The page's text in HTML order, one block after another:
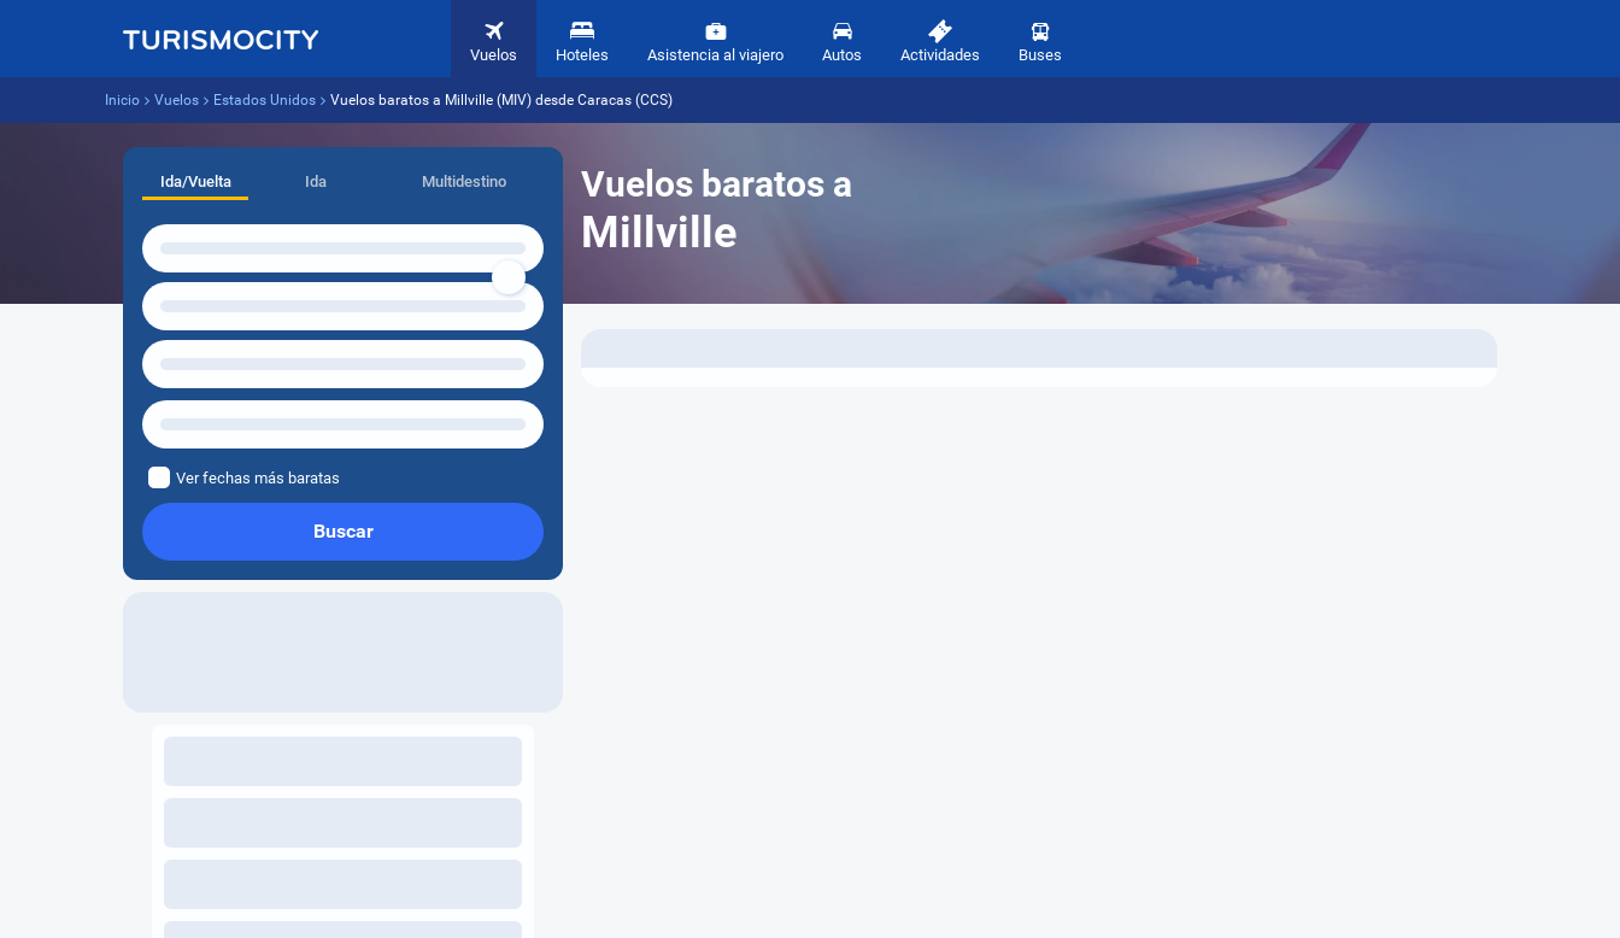
Vuelos Hoteles Asistencia al viajero Autos Actividades Buses
Inicio Vuelos Estados Unidos Vuelos baratos a Millville (MIV) desde Caracas (CCS)
Vuelos baratos a
Millville
Ida/Vuelta Ida Multidestino
Ver fechas más baratas
Buscar